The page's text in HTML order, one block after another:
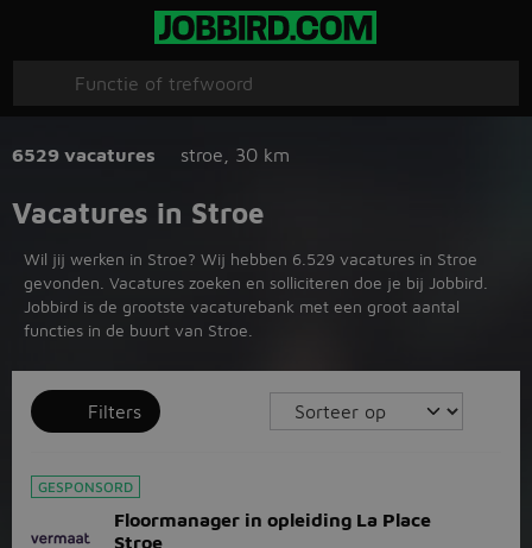
6529 vacatures stroe 30 km
Vacatures in Stroe
Wil jij werken in Stroe? Wij hebben 6.529 vacatures in Stroe
gevonden. Vacatures zoeken en solliciteren doe je bij Jobbird.
Jobbird is de grootste vacaturebank met een groot aantal
functies in de buurt van Stroe.
Filters
GESPONSORD
Floormanager in opleiding La Place
Stroe